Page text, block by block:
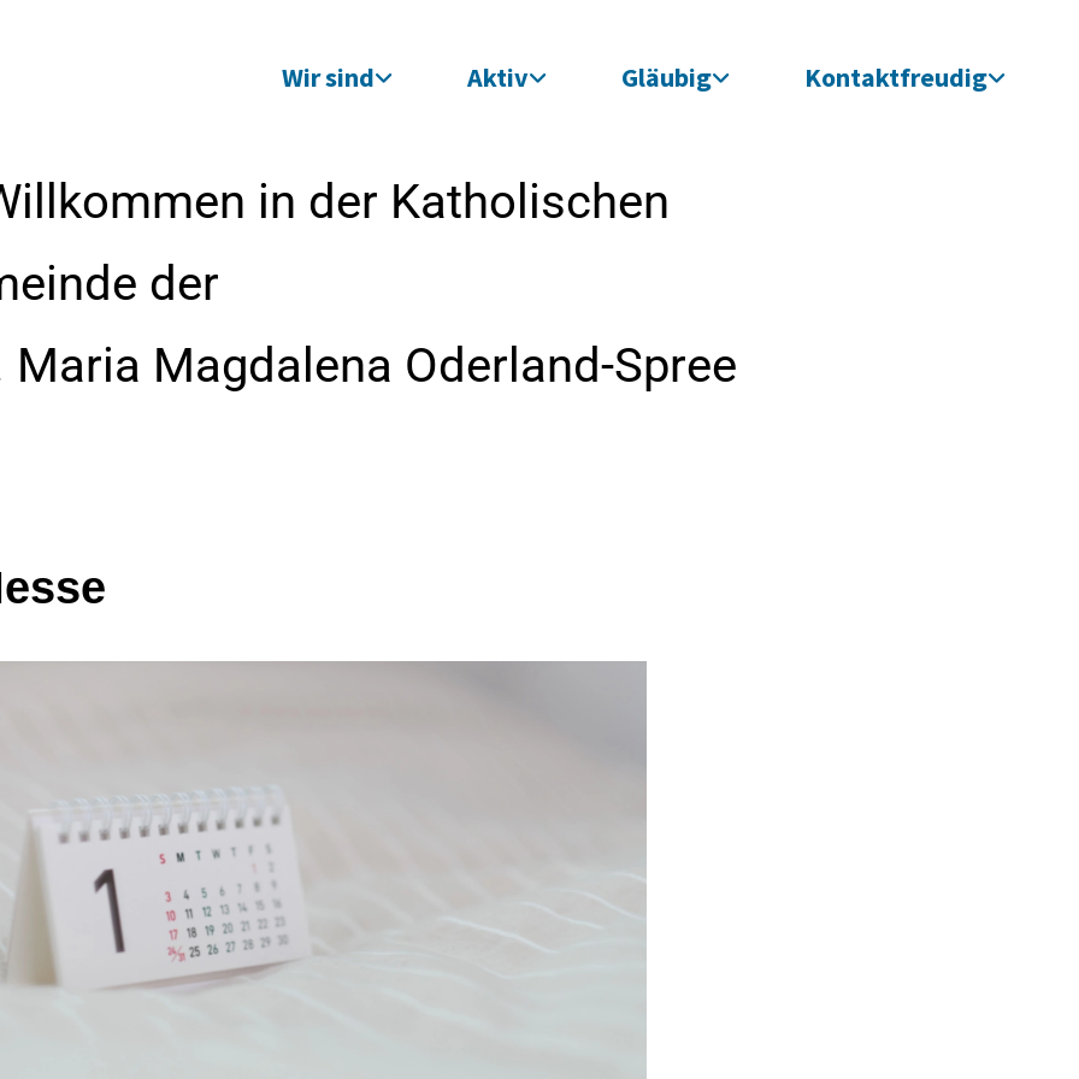
Wir sind Aktiv Gläubig Kontaktfreudig
in der Katholischen
der
Magdalena Oderland-Spree